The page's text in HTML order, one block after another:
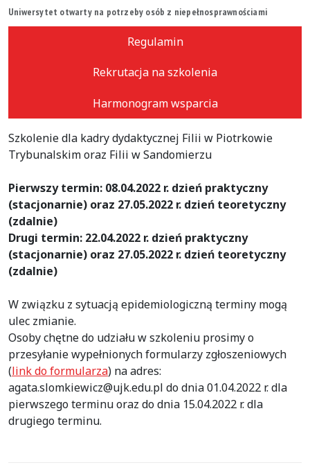
Uniwersytet otwarty na potrzeby osób z niepełnosprawnościami
Regulamin
Rekrutacja na szkolenia
Harmonogram wsparcia
Szkolenie dla kadry dydaktycznej Filii w Piotrkowie
Trybunalskim oraz Filii w Sandomierzu
Pierwszy termin: 08.04.2022 r. dzień praktyczny
(stacjonarnie) oraz 27.05.2022 r. dzień teoretyczny
(zdalnie)
Drugi termin: 22.04.2022 r. dzień praktyczny
(stacjonarnie) oraz 27.05.2022 r. dzień teoretyczny
(zdalnie)
W związku z sytuacją epidemiologiczną terminy mogą
ulec zmianie.
Osoby chętne do udziału w szkoleniu prosimy o
przesyłanie wypełnionych formularzy zgłoszeniowych
(link do formularza) na adres:
agata.slomkiewicz@ujk.edu.pl do dnia 01.04.2022 r. dla
pierwszego terminu oraz do dnia 15.04.2022 r. dla
drugiego terminu.